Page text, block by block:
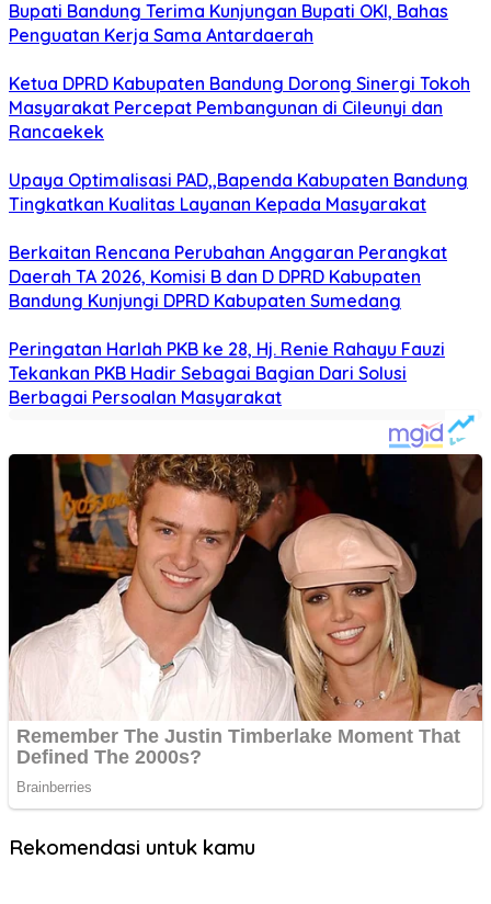
Bupati Bandung Terima Kunjungan Bupati OKI, Bahas
Penguatan Kerja Sama Antardaerah
Ketua DPRD Kabupaten Bandung Dorong Sinergi Tokoh
Masyarakat Percepat Pembangunan di Cileunyi dan
Rancaekek
Upaya Optimalisasi PAD,,Bapenda Kabupaten Bandung
Tingkatkan Kualitas Layanan Kepada Masyarakat
Berkaitan Rencana Perubahan Anggaran Perangkat
Daerah TA 2026, Komisi B dan D DPRD Kabupaten
Bandung Kunjungi DPRD Kabupaten Sumedang
Peringatan Harlah PKB ke 28, Hj. Renie Rahayu Fauzi
Tekankan PKB Hadir Sebagai Bagian Dari Solusi
Berbagai Persoalan Masyarakat
Rekomendasi untuk kamu